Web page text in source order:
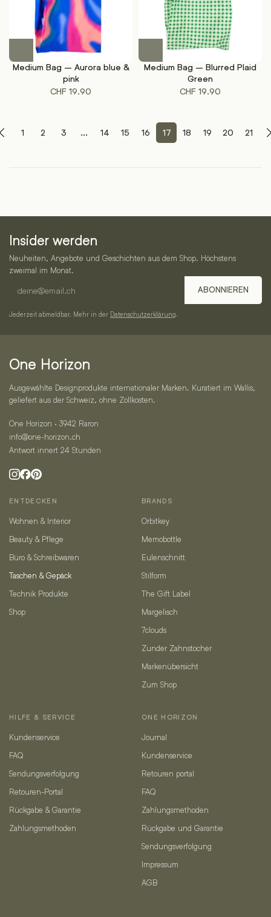
Medium Bag – Aurora blue &
pink
CHF 19.90
Medium Bag – Blurred Plaid
Green
CHF 19.90
1 2 3 ... 14 15 16 17 18 19 20 21
Horizon
–
Service,
Insider werden
Neuheiten, Angebote und Geschichten aus dem Shop. Höchstens
zweimal im Monat.
Mail-
ABONNIEREN
Jederzeit abmeldbar. Mehr in der Datenschutzerklärung.
One Horizon
Ausgewählte Designprodukte internationaler Marken. Kuratiert im Wallis,
geliefert aus der Schweiz, ohne Zollkosten.
One Horizon · 3942 Raron
info@one-horizon.ch
Antwort innert 24 Stunden
ENTDECKEN
Wohnen & Interior
Beauty & Pflege
Büro & Schreibwaren
Taschen & Gepäck
Technik Produkte
Shop
BRANDS
Orbitkey
Memobottle
Eulenschnitt
Stilform
The Gift Label
Margelisch
7clouds
Zunder Zahnstocher
Markenübersicht
Zum Shop
HILFE & SERVICE
Kundenservice
FAQ
Sendungsverfolgung
Retouren-Portal
Rückgabe & Garantie
Zahlungsmethoden
ONE HORIZON
Journal
Kundenservice
Retouren portal
FAQ
Zahlungsmethoden
Rückgabe und Garantie
Sendungsverfolgung
Impressum
AGB